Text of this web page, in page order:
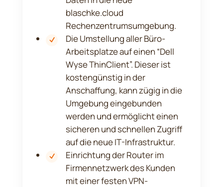
blaschke.cloud
Rechenzentrumsumgebung.
Die Umstellung aller Büro-
Arbeitsplatze auf einen “Dell
Wyse ThinClient”. Dieser ist
kostengünstig in der
Anschaffung, kann zügig in die
Umgebung eingebunden
werden und ermöglicht einen
sicheren und schnellen Zugriff
auf die neue IT-Infrastruktur.
Einrichtung der Router im
Firmennetzwerk des Kunden
mit einer festen VPN-